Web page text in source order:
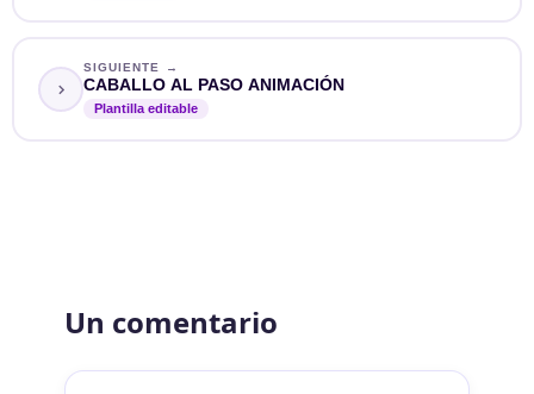
SIGUIENTE →
CABALLO AL PASO ANIMACIÓN
Plantilla editable
Un comentario